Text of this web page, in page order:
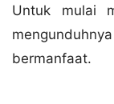
Untuk mulai
bermanfaat.